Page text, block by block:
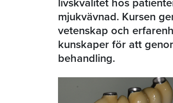
livskvalitet hos
mjukvävnad. Kursen
vetenskap och
kunskaper för att
behandling.